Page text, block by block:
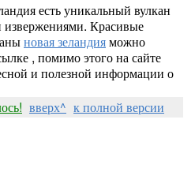
есть уникальный вулкан
Красивые
новая зеландияможно
, помимо этого на сайте
и полезной информации о
вверх^ к полной версии